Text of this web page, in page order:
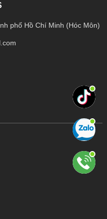
phố Hồ Chí Minh (Hóc Môn)